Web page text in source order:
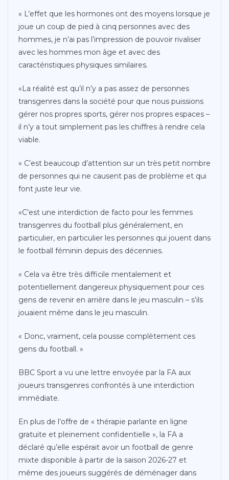
« L’effet que les hormones ont des moyens lorsque je
joue un coup de pied à cinq personnes avec des
hommes, je n’ai pas l’impression de pouvoir rivaliser
avec les hommes mon âge et avec des
caractéristiques physiques similaires.
«La réalité est qu’il n’y a pas assez de personnes
transgenres dans la société pour que nous puissions
gérer nos propres sports, gérer nos propres espaces –
il n’y a tout simplement pas les chiffres à rendre cela
viable.
« C’est beaucoup d’attention sur un très petit nombre
de personnes qui ne causent pas de problème et qui
font juste leur vie.
«C’est une interdiction de facto pour les femmes
transgenres du football plus généralement, en
particulier, en particulier les personnes qui jouent dans
le football féminin depuis des décennies.
« Cela va être très difficile mentalement et
potentiellement dangereux physiquement pour ces
gens de revenir en arrière dans le jeu masculin – s’ils
jouaient même dans le jeu masculin.
« Donc, vraiment, cela pousse complètement ces
gens du football. »
BBC Sport a vu une lettre envoyée par la FA aux
joueurs transgenres confrontés à une interdiction
immédiate.
En plus de l’offre de « thérapie parlante en ligne
gratuite et pleinement confidentielle », la FA a
déclaré qu’elle espérait avoir un football de genre
mixte disponible à partir de la saison 2026-27 et
même des joueurs suggérés de déménager dans